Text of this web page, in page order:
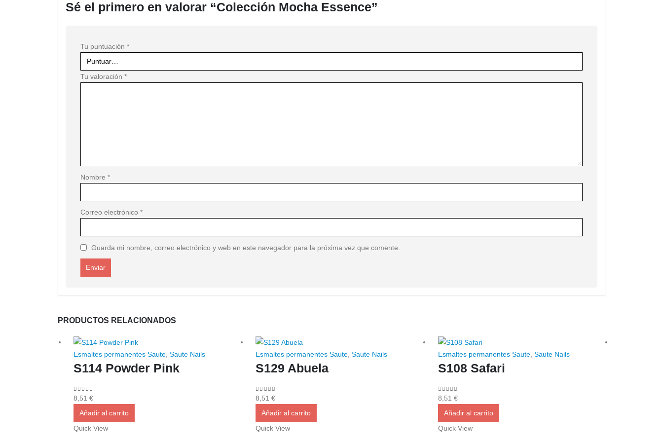
Sé el primero en valorar “Colección Mocha Essence”
Tu puntuación *
Tu valoración *
Nombre *
Correo electrónico *
Guarda mi nombre, correo electrónico y web en este navegador para la próxima vez que comente.
PRODUCTOS RELACIONADOS
Esmaltes permanentes Saute Saute Nails
S114 Powder Pink
0 out of 5
8,51 €
Añadir al carrito
Quick View
Esmaltes permanentes Saute ,Saute Nails
S129 Abuela
0 out of 5
8,51€
Añadir al carrito
Quick View
Esmaltes permanentes Saute, Saute Nails
S108 Safari
0out of 5
8,51 €
Añadir al carrito
Quick View